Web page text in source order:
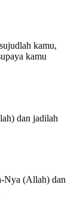
kamu,
kamu
dan jadilah
Nya (Allah) dan